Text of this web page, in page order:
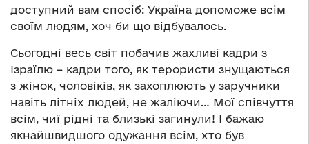
доступний вам спосіб: Україна допоможе всім
своїм людям, хоч би що відбувалось.
Сьогодні весь світ побачив жахливі кадри з
Ізраїлю – кадри того, як терористи знущаються
з жінок, чоловіків, як захоплюють у заручники
навіть літніх людей, не жаліючи… Мої співчуття
всім, чиї рідні та близькі загинули! І бажаю
якнайшвидшого одужання всім, хто був